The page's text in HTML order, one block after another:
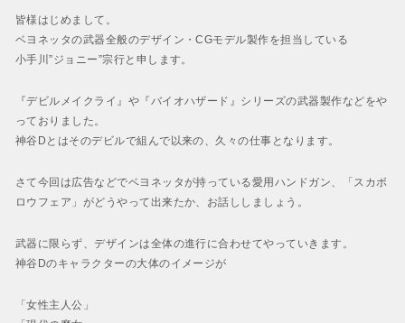
皆様はじめまして。
ベヨネッタの武器全般のデザイン・CGモデル製作を担当している
小手川”ジョニー”宗行と申します。
『デビルメイクライ』や『バイオハザード』シリーズの武器製作などをや
っておりました。
神谷Dとはそのデビルで組んで以来の、久々の仕事となります。
さて今回は広告などでベヨネッタが持っている愛用ハンドガン、「スカボ
ロウフェア」がどうやって出来たか、お話ししましょう。
武器に限らず、デザインは全体の進行に合わせてやっていきます。
神谷Dのキャラクターの大体のイメージが
「女性主人公」